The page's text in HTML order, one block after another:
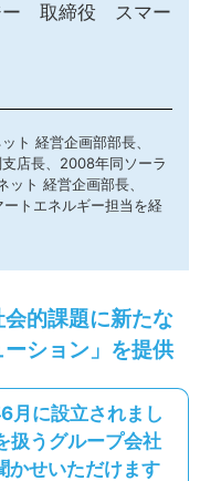
ー 取締役 スマー
ト 経営企画部部長、
店長、2008年同ソーラ
ト 経営企画部長、
トエネルギー担当を経
的課題に新たな
ーション」を提供
月に設立されまし
扱うグループ会社
かせいただけます